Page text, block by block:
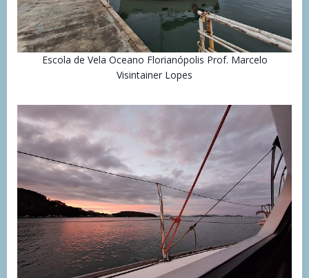
Escola de Vela Oceano Florianópolis Prof. Marcelo
Visintainer Lopes